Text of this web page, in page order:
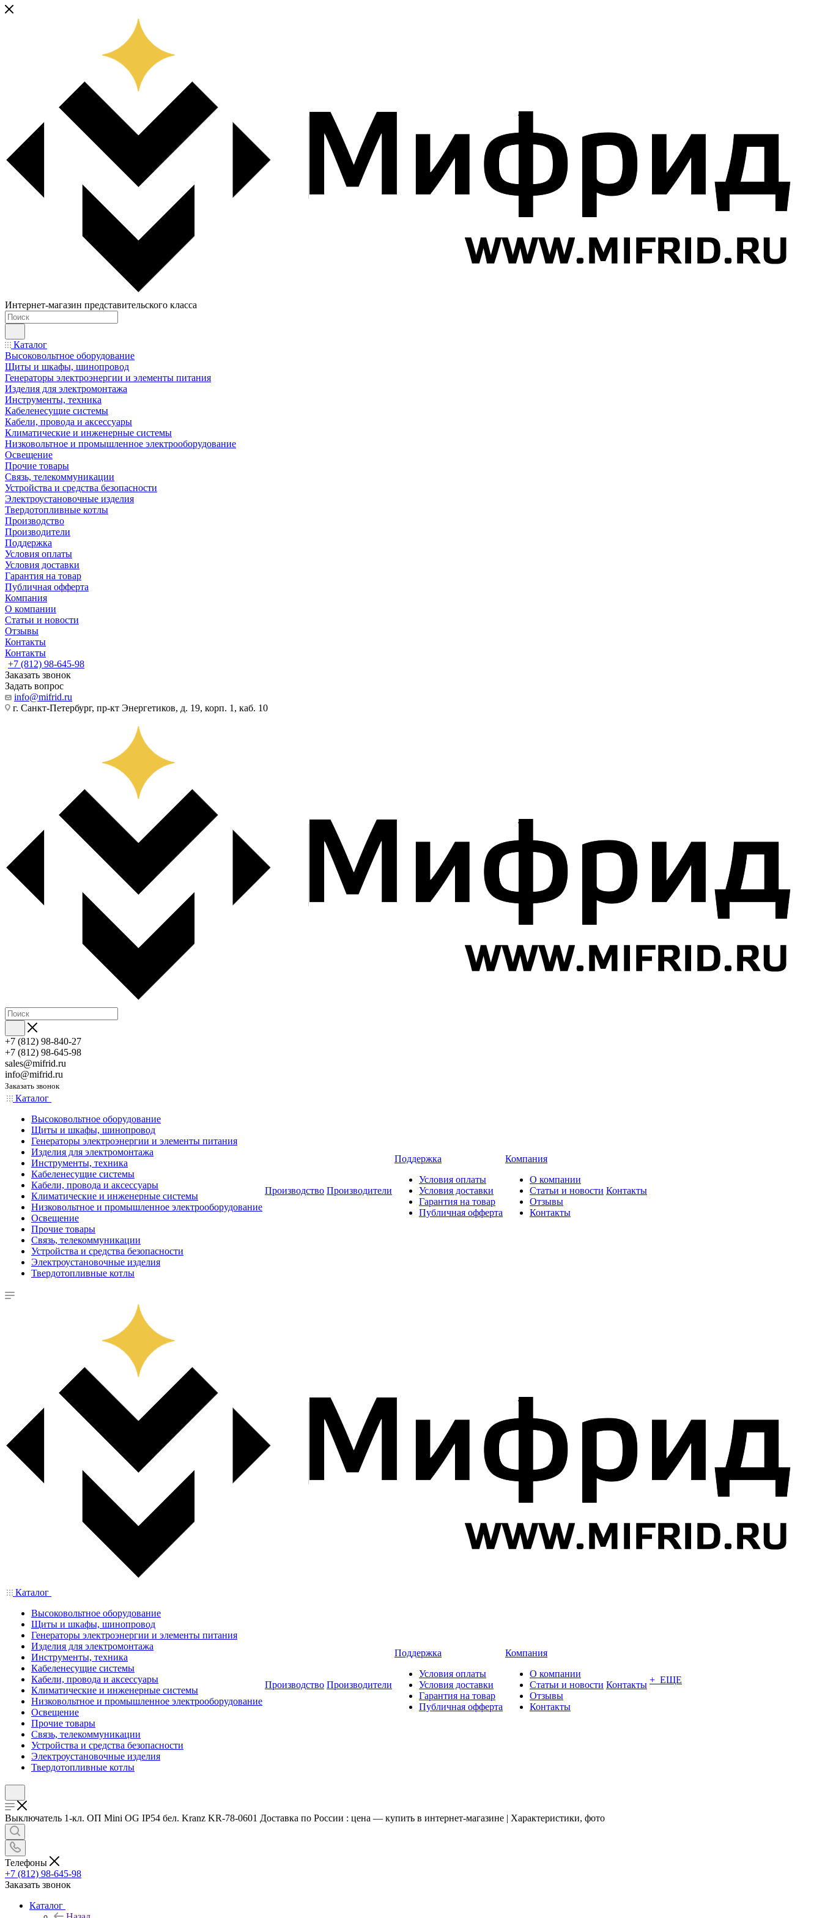
Интернет-магазин представительского класса
Каталог
Высоковольтное оборудование
Щиты и шкафы, шинопровод
Генераторы электроэнергии и элементы питания
Изделия для электромонтажа
Инструменты, техника
Кабеленесущие системы
Кабели, провода и аксессуары
Климатические и инженерные системы
Низковольтное и промышленное электрооборудование
Освещение
Прочие товары
Связь, телекоммуникации
Устройства и средства безопасности
Электроустановочные изделия
Твердотопливные котлы
Производство
Производители
Поддержка
Условия оплаты
Условия доставки
Гарантия на товар
Публичная офферта
Компания
О компании
Статьи и новости
Отзывы
Контакты
Контакты
+7 (812) 98-645-98
Заказать звонок
Задать вопрос
info@mifrid.ru
г. Санкт-Петербург, пр-кт Энергетиков, д. 19, корп. 1, каб. 10
+7 (812) 98-840-27
+7 (812) 98-645-98
sales@mifrid.ru
info@mifrid.ru
Заказать звонок
Каталог
Высоковольтное оборудование
Щиты и шкафы, шинопровод
Генераторы электроэнергии и элементы питания
Изделия для электромонтажа
Инструменты, техника
Кабеленесущие системы
Кабели, провода и аксессуары
Климатические и инженерные системы
Низковольтное и промышленное электрооборудование
Освещение
Прочие товары
Связь, телекоммуникации
Устройства и средства безопасности
Электроустановочные изделия
Твердотопливные котлы
Производство Производители
Поддержка
Условия оплаты
Условия доставки
Гарантия на товар
Публичная офферта
Компания
О компании
Статьи и новости
Отзывы
Контакты
Контакты
Каталог
Высоковольтное оборудование
Щиты и шкафы, шинопровод
Генераторы электроэнергии и элементы питания
Изделия для электромонтажа
Инструменты, техника
Кабеленесущие системы
Кабели, провода и аксессуары
Климатические и инженерные системы
Низковольтное и промышленное электрооборудование
Освещение
Прочие товары
Связь, телекоммуникации
Устройства и средства безопасности
Электроустановочные изделия
Твердотопливные котлы
Производство Производители
Поддержка
Условия оплаты
Условия доставки
Гарантия на товар
Публичная офферта
Компания
О компании
Статьи и новости
Отзывы
Контакты
Контакты + ЕЩЕ
Выключатель 1-кл. ОП Mini OG IP54 бел. Kranz KR-78-0601 Доставка по России : цена — купить в интернет-магазине | Характеристики, фото
Телефоны
+7 (812) 98-645-98
Заказать звонок
Каталог